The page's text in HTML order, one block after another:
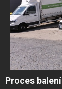
Proces balení